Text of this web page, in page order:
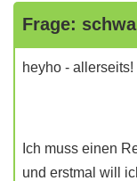
Frage:
heyho - allerseits!
Ich muss einen
und erstmal will